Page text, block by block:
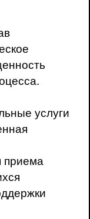
услуги
приема